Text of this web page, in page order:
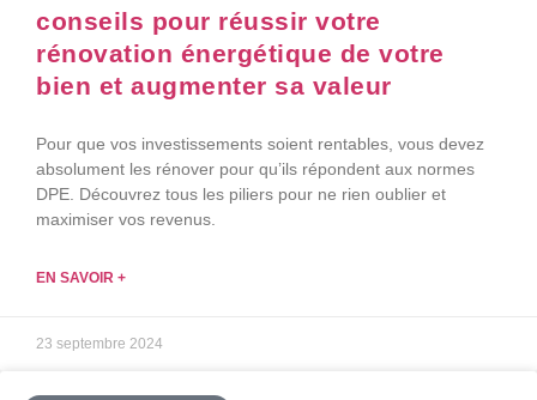
conseils pour réussir votre
rénovation énergétique de votre
bien et augmenter sa valeur
Pour que vos investissements soient rentables, vous devez
absolument les rénover pour qu’ils répondent aux normes
DPE. Découvrez tous les piliers pour ne rien oublier et
maximiser vos revenus.
EN SAVOIR +
23 septembre 2024